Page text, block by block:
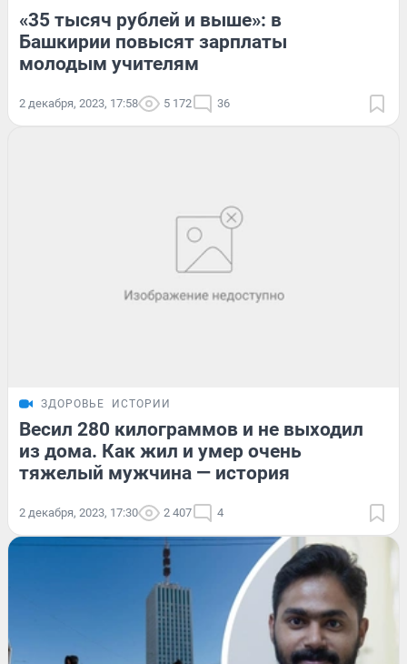
«35 тысяч рублей и выше»: в
Башкирии повысят зарплаты
молодым учителям
2 декабря, 2023, 17:58 5 172 36
ЗДОРОВЬЕ ИСТОРИИ
Весил 280 килограммов и не выходил
из дома. Как жил и умер очень
тяжелый мужчина — история
2 декабря, 2023, 17:30 2 407 4